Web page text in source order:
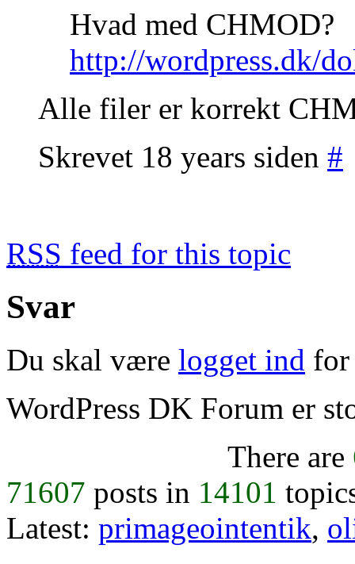
Hvad med CHMOD?
http://wordpress.dk/
Alle filer er korrekt
Skrevet 18 years siden #
RSS feed for this topic
Svar
Du skal være logget ind for
WordPress DK Forum er
There are
71607 posts in 14101
Latest: primageointentik,